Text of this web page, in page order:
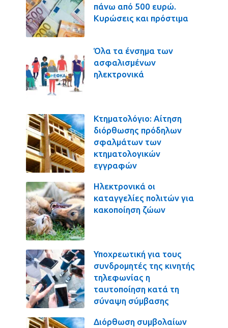
πάνω από 500 ευρώ.
Κυρώσεις και πρόστιμα
Όλα τα ένσημα των
ασφαλισμένων
ηλεκτρονικά
Κτηματολόγιο: Αίτηση
διόρθωσης πρόδηλων
σφαλμάτων των
κτηματολογικών
εγγραφών
Ηλεκτρονικά οι
καταγγελίες πολιτών για
κακοποίηση ζώων
Υποχρεωτική για τους
συνδρομητές της κινητής
τηλεφωνίας η
ταυτοποίηση κατά τη
σύναψη σύμβασης
Διόρθωση συμβολαίων